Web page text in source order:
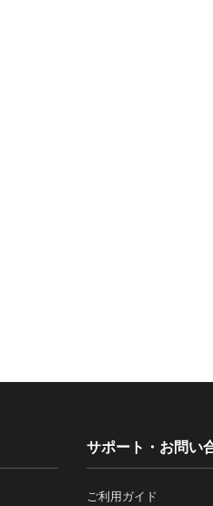
サポート・お問い
ご利用ガイド